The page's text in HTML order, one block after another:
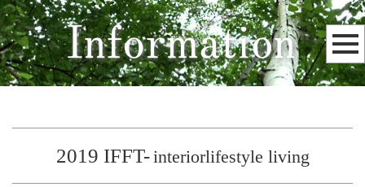
2019 IFFT-interiorlifestyle living